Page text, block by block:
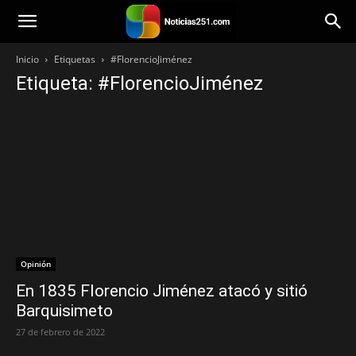
Noticias251
Inicio Etiquetas #FlorencioJiménez
Etiqueta: #FlorencioJiménez
Opinión
En 1835 Florencio Jiménez atacó y sitió
Barquisimeto
27 de febrero de 2022